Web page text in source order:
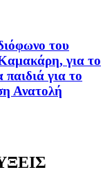
του
για το
παιδιά για το
Ανατολή